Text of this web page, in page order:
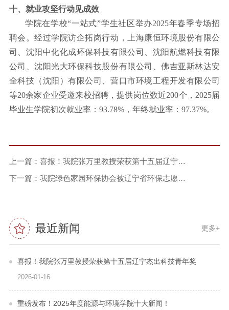
十、就业攻坚行动见成效
学院在学校“一站式”学生社区举办2025年春季专场招
聘会。经过学院访企拓岗行动，上海康恒环境股份有限公
司、沈阳中化化成环保科技有限公司、沈阳航燃科技有限
公司、沈阳光大环保科技股份有限公司、佛吉亚斯林达安
全科技（沈阳）有限公司、营口市环境工程开发有限公司
等20余家企业受邀来校招聘，提供岗位数近200个， 2025届
毕业生学院初次就业率： 93.78%，年终就业率： 97.37%。
上一篇：喜报！我院张万里教授荣获第十五届辽宁杰出科技青年奖
下一篇：我院绿色家园环保协会被辽宁省环保志愿者联合会评为公益合作伙伴及优秀高校志愿者服务队
最近新闻 更多+
喜报！我院张万里教授荣获第十五届辽宁杰出科技青年奖
2026-01-16
重磅发布！2025年度能源与环境学院十大新闻！